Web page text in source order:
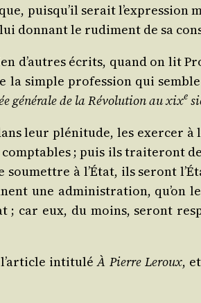
puis­qu’il serait l’ex­pres­sion
don­nant le rudi­ment de sa
d’autres écrits, quand on lit
la simple pro­fes­sion qui
géné­rale de la Révo­lu­tion auxixe
leur plé­ni­tude, les exer­cer à
; puis ils trai­te­ront
à l’É­tat, ils seront
une admi­nis­tra­tion, qu’on
; car eux, du moins, seront
l’ar­ticle inti­tu­léÀ Pierre Leroux,